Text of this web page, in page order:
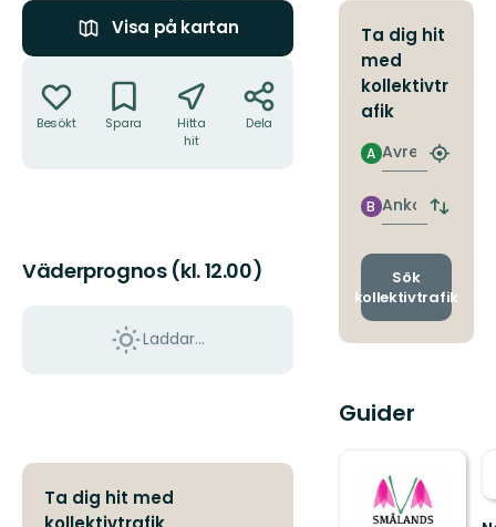
Visa på kartan
Besökt Spara
Hitta
hit
Dela
Väderprognos (kl. 12.00)
Laddar...
Ta dig hit med
Ta dig hit
med
kollektivtr
afik
Avresa
A
Hitta
Ankomst
B
Byt
och
Sök
kollektivtrafik
Guider